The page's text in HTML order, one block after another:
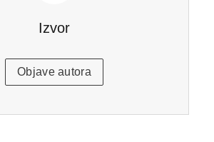
Izvor
Objave autora